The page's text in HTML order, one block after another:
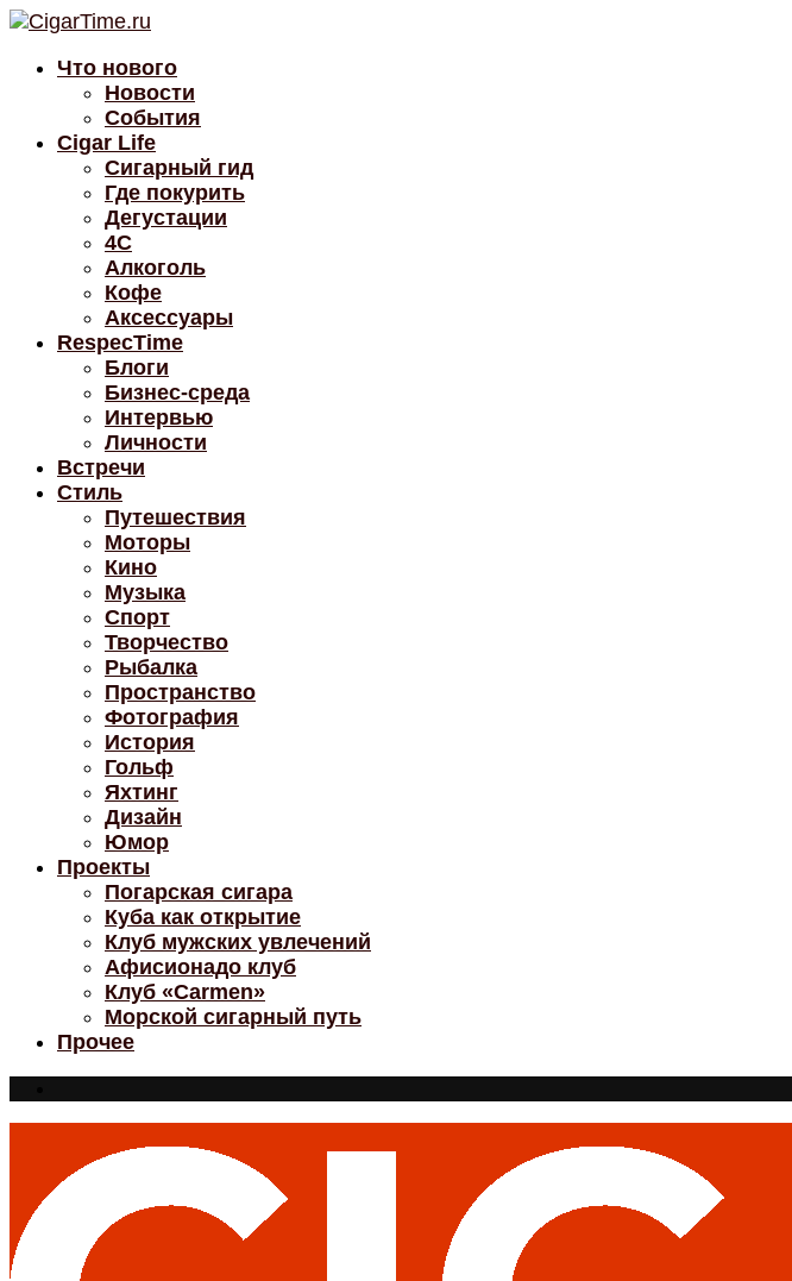
Что нового
Новости
События
Cigar Life
Сигарный гид
Где покурить
Дегустации
4C
Алкоголь
Кофе
Аксессуары
RespecTime
Блоги
Бизнес-среда
Интервью
Личности
Встречи
Стиль
Путешествия
Моторы
Кино
Музыка
Спорт
Творчество
Рыбалка
Пространство
Фотография
История
Гольф
Яхтинг
Дизайн
Юмор
Проекты
Погарская сигара
Куба как открытие
Клуб мужских увлечений
Афисионадо клуб
Клуб «Carmen»
Морской сигарный путь
Прочее